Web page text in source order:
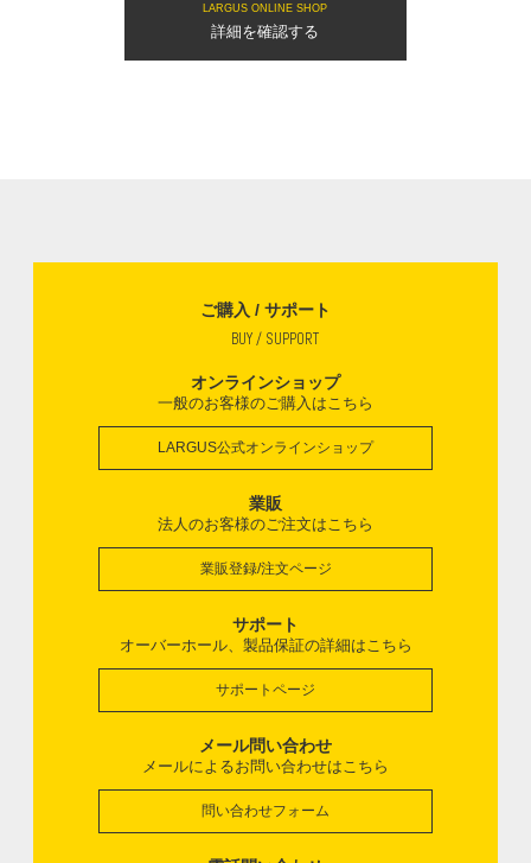
LARGUS ONLINE SHOP
詳細を確認する
ご購入 / サポート
BUY / SUPPORT
オンラインショップ
一般のお客様のご購入はこちら
LARGUS公式オンラインショップ
業販
法人のお客様のご注文はこちら
業販登録/注文ページ
サポート
オーバーホール、製品保証の詳細はこちら
サポートページ
メール問い合わせ
メールによるお問い合わせはこちら
問い合わせフォーム